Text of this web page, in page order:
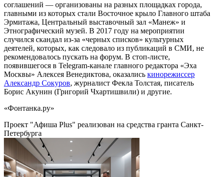
соглашений — организованы на разных площадках города,
главными из которых стали Восточное крыло Главного штаба
Эрмитажа, Центральный выставочный зал «Манеж» и
Этнографический музей. В 2017 году на мероприятии
случился скандал из-за «черных списков» культурных
деятелей, которых, как следовало из публикаций в СМИ, не
рекомендовалось пускать на форум. В стоп-листе,
появившегося в Telegram-канале главного редактора «Эха
Москвы» Алексея Венедиктова, оказались кинорежиссер
Александр Сокуров, журналист Фекла Толстая, писатель
Борис Акунин (Григорий Чхартишвили) и другие.
«Фонтанка.ру»
Проект "Афиша Plus" реализован на средства гранта Санкт-
Петербурга